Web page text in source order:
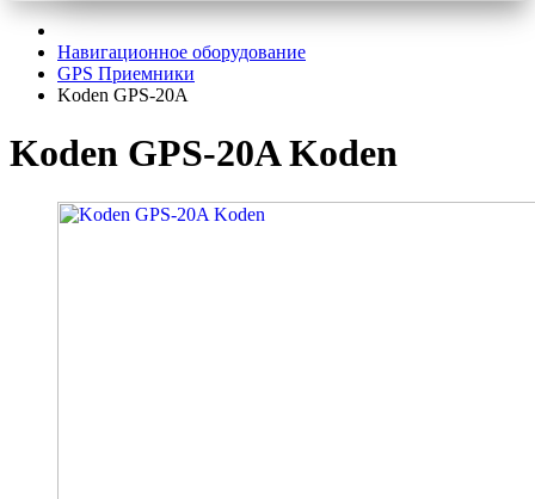
Навигационное оборудование
GPS Приемники
Koden GPS-20A
Koden GPS-20A Koden